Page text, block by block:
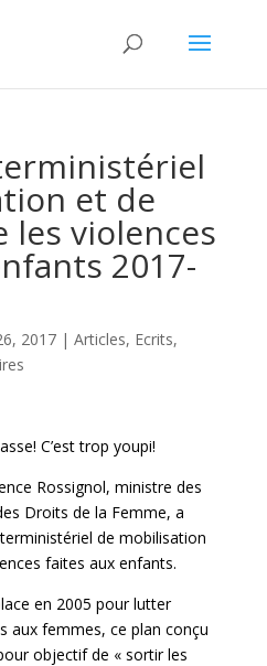
et de
violences
2017-
2017| Articles, Ecrits,
C’est trop youpi!
Rossignol, ministre des
Droits de la Femme, a
de mobilisation
faites aux enfants.
en 2005 pour lutter
aux femmes, ce plan conçu
objectif de « sortir les